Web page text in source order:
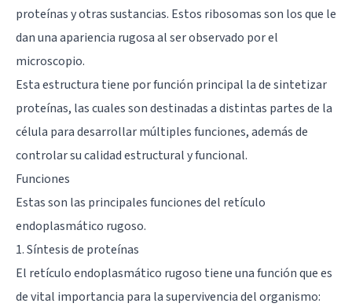
proteínas y otras sustancias. Estos ribosomas son los que le
dan una apariencia rugosa al ser observado por el
microscopio.
Esta estructura tiene por función principal la de sintetizar
proteínas, las cuales son destinadas a distintas partes de la
célula para desarrollar múltiples funciones, además de
controlar su calidad estructural y funcional.
Funciones
Estas son las principales funciones del retículo
endoplasmático rugoso.
1. Síntesis de proteínas
El retículo endoplasmático rugoso tiene una función que es
de vital importancia para la supervivencia del organismo: